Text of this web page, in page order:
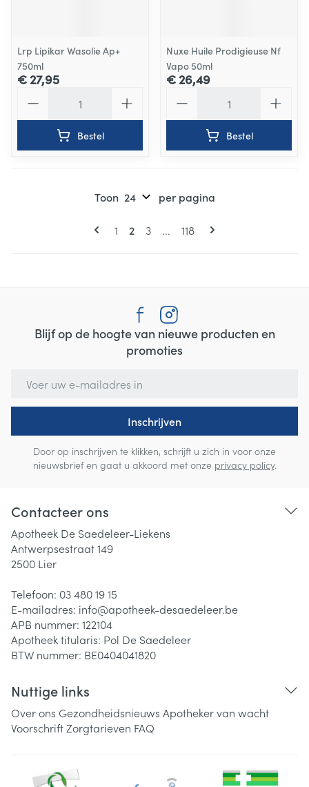
Lrp Lipikar Wasolie Ap+
750ml
€ 27,95
Bestel
Nuxe Huile Prodigieuse Nf
Vapo 50ml
€ 26,49
Bestel
Pagina's
Pagina
1 U lees momenteel pagina
2 Pagina
3 ... Pagina
118
Toon per pagina
Blijf op de hoogte van nieuwe producten en
promoties
Inschrijven
Door op inschrijven te klikken, schrijft u zich in voor onze
nieuwsbrief en gaat u akkoord met onze privacy policy.
Contacteer ons
Apotheek De Saedeleer-Liekens
Antwerpsestraat 149
2500 Lier
Telefoon: 03 480 19 15
E-mailadres: info@apotheek-desaedeleer.be
APB nummer: 122104
Apotheek titularis: Pol De Saedeleer
BTW nummer: BE0404041820
Nuttige links
Over ons Gezondheidsnieuws Apotheker van wacht
VoorschriftZorgtarieven FAQ